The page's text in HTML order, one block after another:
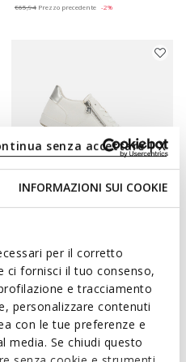
INFORMAZIONI SUI COOKIE
per il corretto
ci fornisci il tuo consenso,
e tracciamento
personalizzare contenuti
con le tue preferenze e
media. Se chiudi questo
senza accettare | X
€65,94 Prezzo precedente -2%
Sneakers basse
€63,93
1 COLORE
Price reduced from
€99,90Prezzo di listino
-36%
€64,93Prezzo precedente -2%